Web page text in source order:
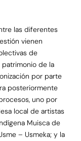
las diferentes
vienen
de
de la
por parte
posteriormente
uno por
local de artistas
Muisca de
– Usmeka; y la